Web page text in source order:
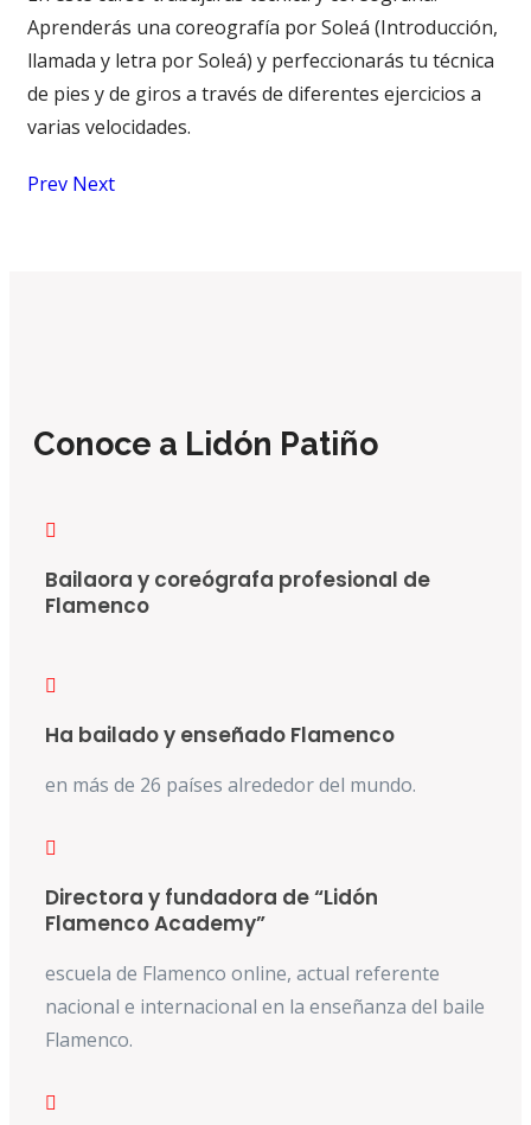
Aprenderás una coreografía por Soleá (Introducción,
llamada y letra por Soleá) y perfeccionarás tu técnica
de pies y de giros a través de diferentes ejercicios a
varias velocidades.
Prev Next
Conoce a Lidón Patiño
Bailaora y coreógrafa profesional de
Flamenco
Ha bailado y enseñado Flamenco
en más de 26 países alrededor del mundo.
Directora y fundadora de “Lidón
Flamenco Academy”
escuela de Flamenco online, actual referente
nacional e internacional en la enseñanza del baile
Flamenco.